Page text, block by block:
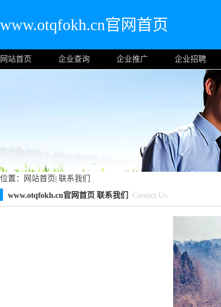
www.otqfokh.cn官网首页
网站首页 企业查询 企业推广 企业招聘
位置： 网站首页| 联系我们
www.otqfokh.cn官网首页 联系我们
Contact Us